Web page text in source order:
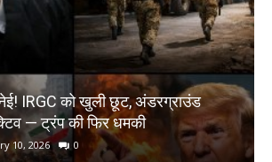
IRGC को खुली छूट, अंडरग्राउंड
— ट्रंप की फिर धमकी
10, 2026 0